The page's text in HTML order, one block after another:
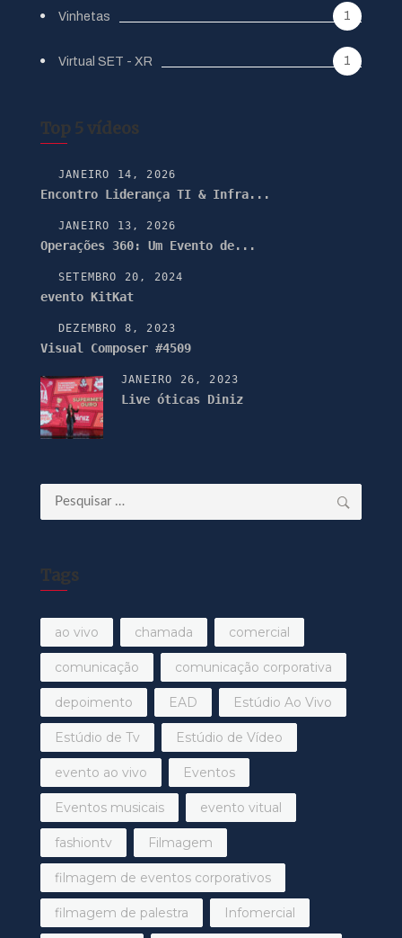
Vinhetas 1
Virtual SET - XR 1
Top 5 vídeos
JANEIRO 14, 2026
Encontro Liderança TI & Infra...
JANEIRO 13, 2026
Operações 360: Um Evento de...
SETEMBRO 20, 2024
evento KitKat
DEZEMBRO 8, 2023
Visual Composer #4509
JANEIRO 26, 2023
Live óticas Diniz
Pesquisar
por:
Tags
ao vivo chamada comercial
comunicação comunicação corporativa
depoimento EAD Estúdio Ao Vivo
Estúdio de Tv Estúdio de Vídeo
evento ao vivo Eventos
Eventos musicais evento vitual
fashiontv Filmagem
filmagem de eventos corporativos
filmagem de palestra Infomercial